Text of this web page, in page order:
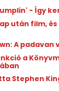
- Így
után film,
A ​padavan
a
Stephen